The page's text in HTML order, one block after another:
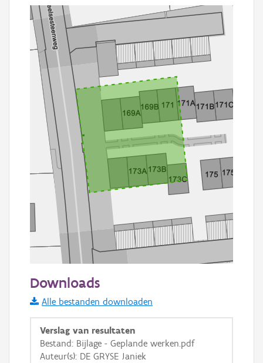
Informatie Vlaanderen
i
+ −
Downloads
Alle bestanden downloaden
Verslag van resultaten
Bestand: Bijlage - Geplande werken.pdf
Auteur(s): DE GRYSE Janiek